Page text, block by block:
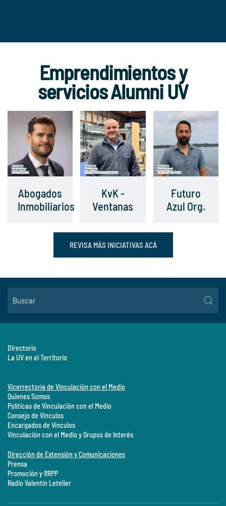
Emprendimientos y
servicios Alumni UV
Abogados
Inmobiliarios
KvK -
Ventanas
Futuro
Azul Org.
REVISA MÁS INICIATIVAS ACÁ
Directorio
La UV en el Territorio
Vicerrectoría de Vinculación con el Medio
Quienes Somos
Políticas de Vinculación con el Medio
Consejo de Vínculos
Encargados de Vínculos
Vinculación con el Medio y Grupos de Interés
Dirección de Extensión y Comunicaciones
Prensa
Promoción y RRPP
Radio Valentín Letelier